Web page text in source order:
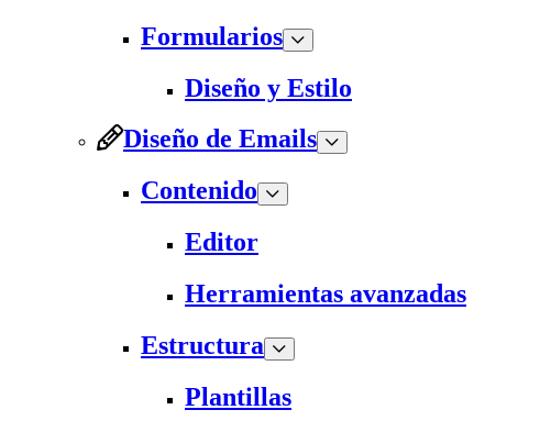
Formularios
Diseño y Estilo
Diseño de Emails
Contenido
Editor
Herramientas avanzadas
Estructura
Plantillas